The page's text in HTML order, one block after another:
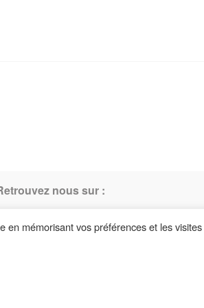
nous sur :
en mémorisant vos préférences et les visites